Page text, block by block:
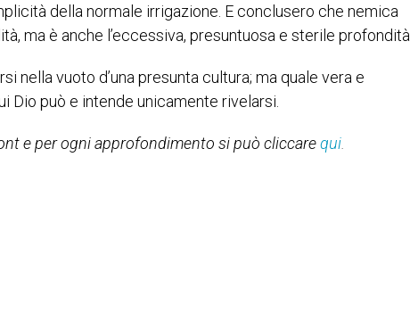
della normale irrigazione. E conclusero che nemica
ma è anche l’eccessiva, presuntuosa e sterile profondità.
vuoto d’una presunta cultura; ma quale vera e
Dio può e intende unicamente rivelarsi.
e per ogni approfondimento si può cliccarequi